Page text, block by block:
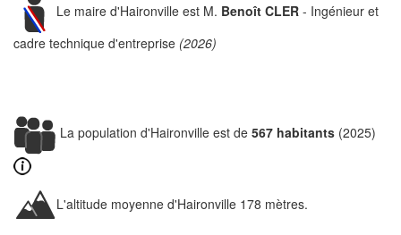
Le maire d'Haironville est M. Benoît CLER - Ingénieur et
cadre technique d'entreprise (2026)
La population d'Haironville est de 567 habitants (2025)
L'altitude moyenne d'Haironville 178 mètres.